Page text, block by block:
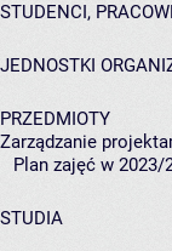
STUDENCI,
JEDNOSTKI
PRZEDMIOTY
Zarządzanie
Plan zajęć w 2023/
STUDIA